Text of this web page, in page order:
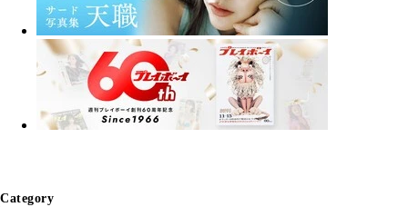
Category